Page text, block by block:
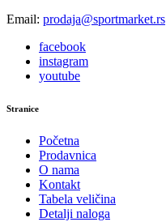
Email: prodaja@sportmarket.rs
facebook
instagram
youtube
Stranice
Početna
Prodavnica
O nama
Kontakt
Tabela veličina
Detalji naloga